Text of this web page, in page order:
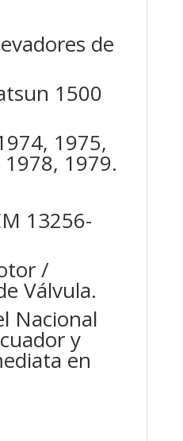
de
1500
1975,
1979.
13256-
/
Válvula.
Nacional
y
en